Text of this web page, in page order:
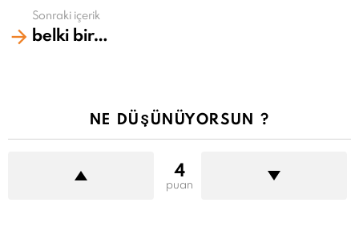
Sonraki içerik
belki bir…
NE DÜŞÜNÜYORSUN ?
4
puan